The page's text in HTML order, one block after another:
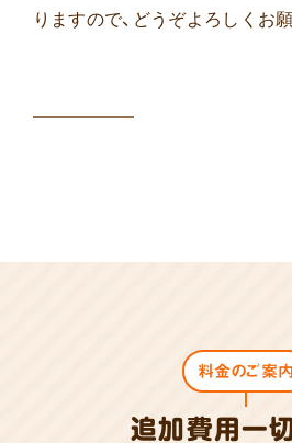
りますので、どうぞよろしくお
料金のご案内
追加費用一